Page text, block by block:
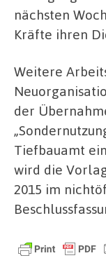
nächsten
Kräfte ihren
Weitere
der
Tiefbauamt
wird die
2015 im